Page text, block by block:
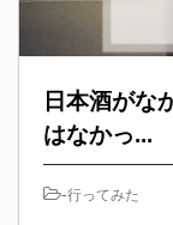
日本酒がな
はなかっ...
-行ってみた